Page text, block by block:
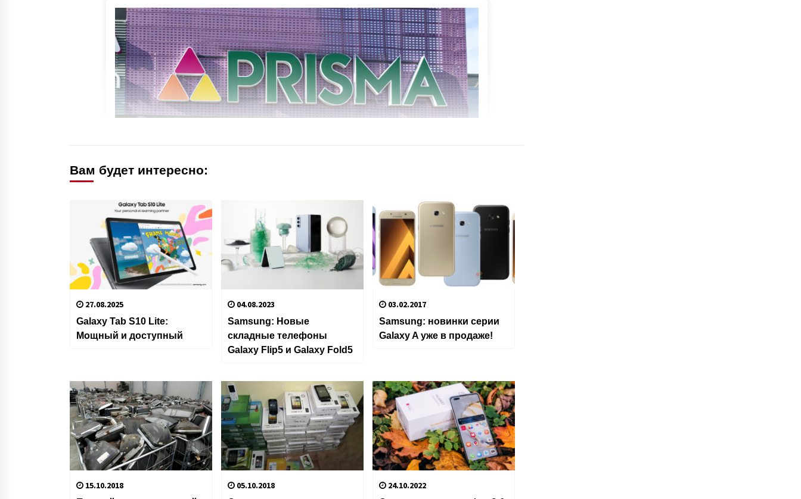
Вам будет интересно:
27.08.2025
Galaxy Tab S10 Lite:
Мощный и доступный
04.08.2023
Samsung: Новые
складные телефоны
Galaxy Flip5 и Galaxy Fold5
03.02.2017
Samsung: новинки серии
Galaxy A уже в продаже!
15.10.2018
05.10.2018
24.10.2022